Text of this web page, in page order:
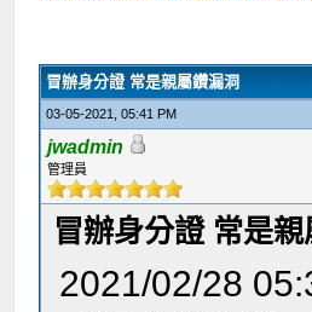
冒辦身分證 常是親屬鑽漏洞
03-05-2021, 05:41 PM
jwadmin
管理員
冒辦身分證 常是親
2021/02/28